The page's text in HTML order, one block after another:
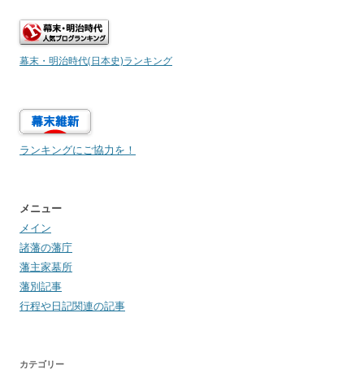
幕末・明治時代(日本史)ランキング
ランキングにご協力を！
メニュー
メイン
諸藩の藩庁
藩主家墓所
藩別記事
行程や日記関連の記事
カテゴリー